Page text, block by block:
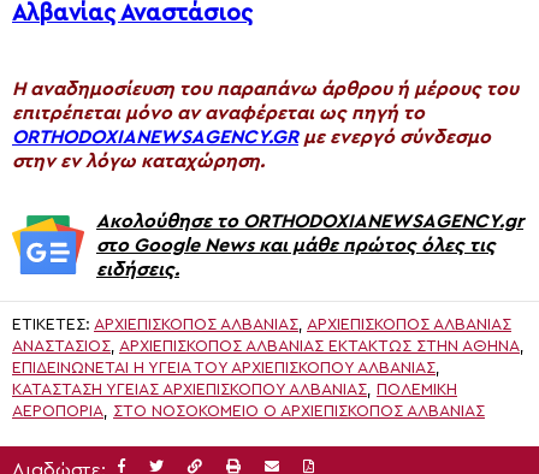
Αλβανίας Αναστάσιος
H αναδημοσίευση του παραπάνω άρθρου ή μέρους του
επιτρέπεται μόνο αν αναφέρεται ως πηγή το
ORTHODOXIANEWSAGENCY.GRμε ενεργό σύνδεσμο
στην εν λόγω καταχώρηση.
Ακολούθησε το ORTHODOXIANEWSAGENCY.gr
στο Google News και μάθε πρώτος όλες τις
ειδήσεις.
ΕΤΙΚΈΤΕΣ: ΑΡΧΙΕΠΊΣΚΟΠΟΣ ΑΛΒΑΝΊΑΣ ΑΡΧΙΕΠΊΣΚΟΠΟΣ ΑΛΒΑΝΊΑΣ
ΑΝΑΣΤΆΣΙΟΣ ΑΡΧΙΕΠΊΣΚΟΠΟΣ ΑΛΒΑΝΊΑΣ ΕΚΤΆΚΤΩΣ ΣΤΗΝ ΑΘΉΝΑ
ΕΠΙΔΕΙΝΏΝΕΤΑΙ Η ΥΓΕΊΑ ΤΟΥ ΑΡΧΙΕΠΙΣΚΌΠΟΥ ΑΛΒΑΝΊΑΣ
ΚΑΤΆΣΤΑΣΗ ΥΓΕΊΑΣ ΑΡΧΙΕΠΙΣΚΌΠΟΥ ΑΛΒΑΝΊΑΣ ΠΟΛΕΜΙΚΗ
ΑΕΡΟΠΟΡΙΑ
ΣΤΟ ΝΟΣΟΚΟΜΕΊΟ Ο ΑΡΧΙΕΠΊΣΚΟΠΟΣ ΑΛΒΑΝΊΑΣ
Διαδώστε: